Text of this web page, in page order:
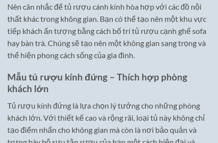
Nên cân nhắc để tủ rượu cánh kính hòa hợp với các đồ nội
thất khác trong không gian. Bạn có thể tạo nên một khu vực
tiếp khách ấn tượng bằng cách bố trí tủ rượu cạnh ghế sofa
hay bàn trà. Chúng sẽ tạo nên một không gian sang trọng và
thể hiện phong cách sống của gia đình.
Mẫu tủ rượu kính đứng – Thích hợp phòng
khách lớn
Tủ rượu kính đứng là lựa chọn lý tưởng cho những phòng
khách lớn. Với thiết kế cao và rộng rãi, loại tủ này không chỉ
tạo điểm nhấn cho không gian mà còn là nơi bảo quản và